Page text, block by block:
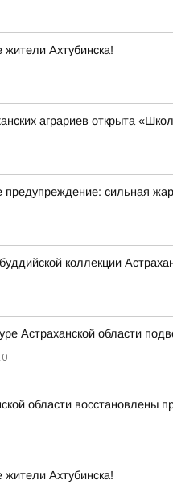
Ахтубинска!
аграриев открыта
предупреждение: сильная
коллекции
Астраханской области
области восстановлены
Ахтубинска!